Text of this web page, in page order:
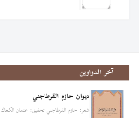
آخر الدواوين
ديوان حازم القرطاجني
شعر: حازم القرطاجني تحقيق: عثمان